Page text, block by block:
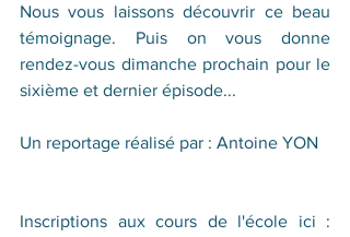
Nous vous laissons découvrir ce beau
témoignage. Puis on vous donne
rendez-vous dimanche prochain pour le
sixième et dernier épisode...
Un reportage réalisé par : Antoine YON